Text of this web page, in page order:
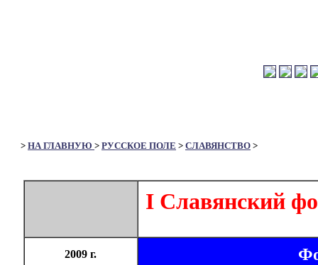
> НА ГЛАВНУЮ > РУССКОЕ ПОЛЕ > СЛАВЯНСТВО >
I Славянский
2009 г.